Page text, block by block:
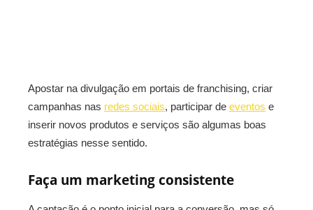
Apostar na divulgação em portais de franchising, criar
campanhas nas redes sociais, participar de eventos e
inserir novos produtos e serviços são algumas boas
estratégias nesse sentido.
Faça um marketing consistente